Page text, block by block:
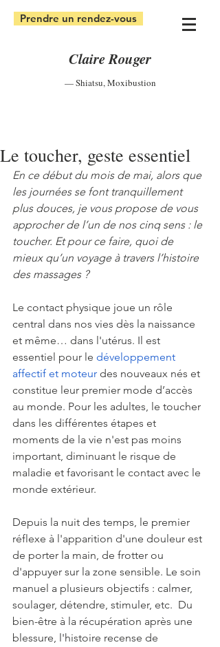
Prendre un rendez-vous
Claire Rouger
— Shiatsu,Moxibustion
Le toucher, geste essentiel
En ce début du mois de mai, alors que
les journées se font tranquillement
plus douces, je vous propose de vous
approcher de l’un de nos cinq sens : le
toucher. Et pour ce faire, quoi de
mieux qu’un voyage à travers l’histoire
des massages ?
Le contact physique joue un rôle
central dans nos vies dès la naissance
et même… dans l'utérus. Il est
essentiel pour le développement
affectif et moteur des nouveaux nés et
constitue leur premier mode d’accès
au monde. Pour les adultes, le toucher
dans les différentes étapes et
moments de la vie n'est pas moins
important, diminuant le risque de
maladie et favorisant le contact avec le
monde extérieur.
Depuis la nuit des temps, le premier
réflexe à l'apparition d'une douleur est
de porter la main, de frotter ou
d'appuyer sur la zone sensible. Le soin
manuel a plusieurs objectifs : calmer,
soulager, détendre, stimuler, etc.  Du
bien-être à la récupération après une
blessure, l'histoire recense de